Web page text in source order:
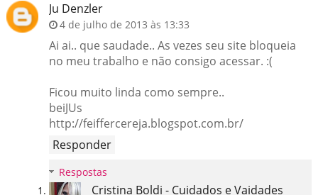
Ju Denzler
4 de julho de 2013 às 13:33
Ai ai.. que saudade.. As vezes seu site bloqueia
no meu trabalho e não consigo acessar. :(
Ficou muito linda como sempre..
beiJUs
http://feiffercereja.blogspot.com.br/
Responder
Respostas
Cristina Boldi - Cuidados e Vaidades